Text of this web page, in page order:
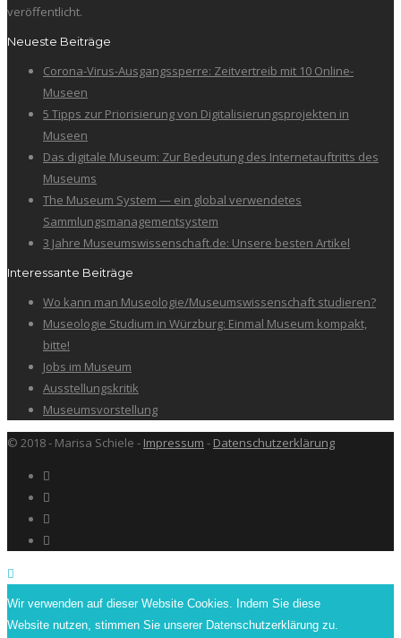
veröffentlicht.
Neueste Beiträge
Corona-Virus-Ausgangssperre: Zeitvertreib mit 10 Online-
Museen
5 Tipps zur Priorisierung von Digitalisierungsprojekten in
Museen
Das digitale Museum: Zur Bedeutung des Internetauftritts des
Museums
The Museum System — ein global verwendetes
Sammlungsmanagementsystem
3 Jahre Museumswissenschaft.de: Unsere besten Artikel
Interessante Beiträge
Wo kann man Museologie/Museumswissenschaft studieren?
Museologie Studium in Würzburg: Einmal Museum kompakt,
bitte!
Jobs im Museum
Ausstellungskritik
Museumsvorstellung
© 2018 - Marisa Schiele - Impressum - Datenschutzerklärung
Wir verwenden auf dieser Website Cookies. Indem Sie diese
Website nutzen, stimmen Sie unserer Datenschutzerklärung zu.